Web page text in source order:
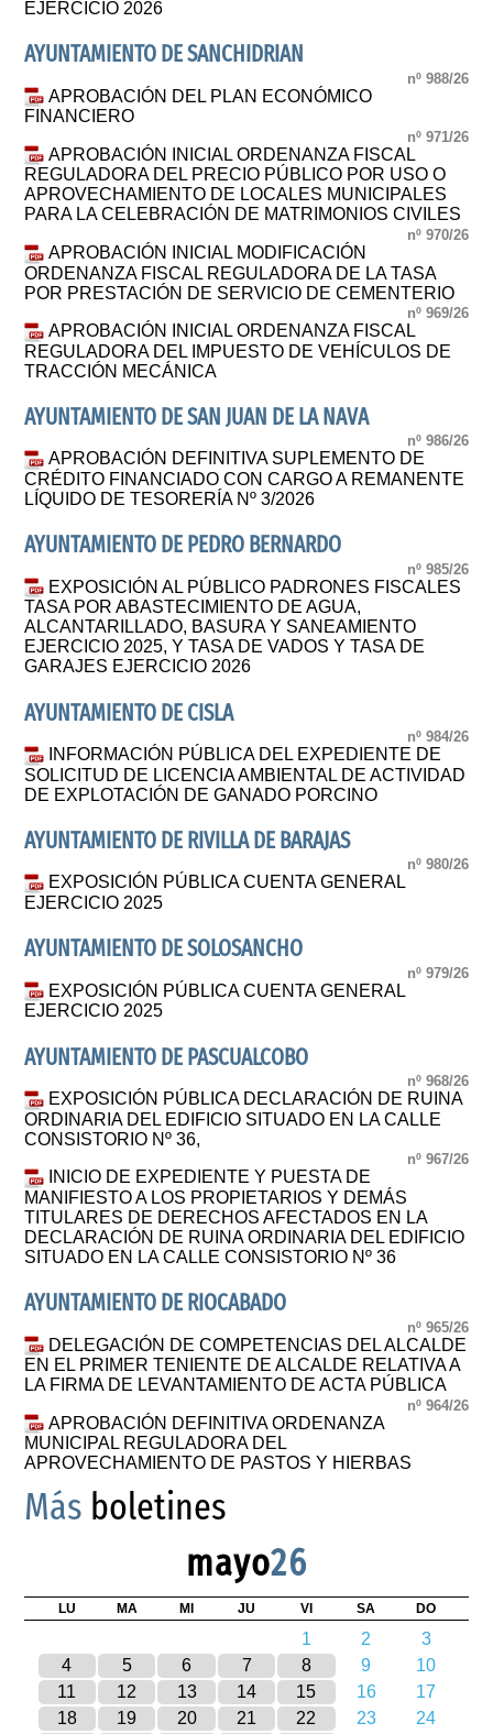
EJERCICIO 2026
AYUNTAMIENTO DE SANCHIDRIAN
nº 988/26
APROBACIÓN DEL PLAN ECONÓMICO
FINANCIERO
nº 971/26
APROBACIÓN INICIAL ORDENANZA FISCAL
REGULADORA DEL PRECIO PÚBLICO POR USO O
APROVECHAMIENTO DE LOCALES MUNICIPALES
PARA LA CELEBRACIÓN DE MATRIMONIOS CIVILES
nº 970/26
APROBACIÓN INICIAL MODIFICACIÓN
ORDENANZA FISCAL REGULADORA DE LA TASA
POR PRESTACIÓN DE SERVICIO DE CEMENTERIO
nº 969/26
APROBACIÓN INICIAL ORDENANZA FISCAL
REGULADORA DEL IMPUESTO DE VEHÍCULOS DE
TRACCIÓN MECÁNICA
AYUNTAMIENTO DE SAN JUAN DE LA NAVA
nº 986/26
APROBACIÓN DEFINITIVA SUPLEMENTO DE
CRÉDITO FINANCIADO CON CARGO A REMANENTE
LÍQUIDO DE TESORERÍA Nº 3/2026
AYUNTAMIENTO DE PEDRO BERNARDO
nº 985/26
EXPOSICIÓN AL PÚBLICO PADRONES FISCALES
TASA POR ABASTECIMIENTO DE AGUA,
ALCANTARILLADO, BASURA Y SANEAMIENTO
EJERCICIO 2025, Y TASA DE VADOS Y TASA DE
GARAJES EJERCICIO 2026
AYUNTAMIENTO DE CISLA
nº 984/26
INFORMACIÓN PÚBLICA DEL EXPEDIENTE DE
SOLICITUD DE LICENCIA AMBIENTAL DE ACTIVIDAD
DE EXPLOTACIÓN DE GANADO PORCINO
AYUNTAMIENTO DE RIVILLA DE BARAJAS
nº 980/26
EXPOSICIÓN PÚBLICA CUENTA GENERAL
EJERCICIO 2025
AYUNTAMIENTO DE SOLOSANCHO
nº 979/26
EXPOSICIÓN PÚBLICA CUENTA GENERAL
EJERCICIO 2025
AYUNTAMIENTO DE PASCUALCOBO
nº 968/26
EXPOSICIÓN PÚBLICA DECLARACIÓN DE RUINA
ORDINARIA DEL EDIFICIO SITUADO EN LA CALLE
CONSISTORIO Nº 36,
nº 967/26
INICIO DE EXPEDIENTE Y PUESTA DE
MANIFIESTO A LOS PROPIETARIOS Y DEMÁS
TITULARES DE DERECHOS AFECTADOS EN LA
DECLARACIÓN DE RUINA ORDINARIA DEL EDIFICIO
SITUADO EN LA CALLE CONSISTORIO Nº 36
AYUNTAMIENTO DE RIOCABADO
nº 965/26
DELEGACIÓN DE COMPETENCIAS DEL ALCALDE
EN EL PRIMER TENIENTE DE ALCALDE RELATIVA A
LA FIRMA DE LEVANTAMIENTO DE ACTA PÚBLICA
nº 964/26
APROBACIÓN DEFINITIVA ORDENANZA
MUNICIPAL REGULADORA DEL
APROVECHAMIENTO DE PASTOS Y HIERBAS
Más boletines
mayo26
LU MA MI JU VI SA DO
1 2
3
4
5 6 7 8 9
10
11
12 13 14 15 16
17
18
19 20 21 22 23
24